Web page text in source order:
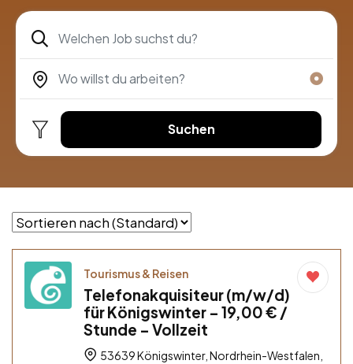
Suchen
Tourismus & Reisen
Telefonakquisiteur (m/w/d)
für Königswinter – 19,00 € /
Stunde – Vollzeit
53639 Königswinter, Nordrhein-Westfalen,